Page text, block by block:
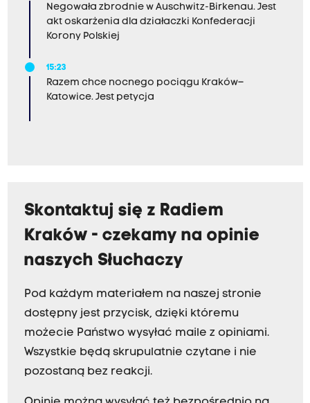
Negowała zbrodnie w Auschwitz-Birkenau. Jest
akt oskarżenia dla działaczki Konfederacji
Korony Polskiej
15:23
Razem chce nocnego pociągu Kraków–
Katowice. Jest petycja
Skontaktuj się z Radiem
Kraków - czekamy na opinie
naszych Słuchaczy
Pod każdym materiałem na naszej stronie
dostępny jest przycisk, dzięki któremu
możecie Państwo wysyłać maile z opiniami.
Wszystkie będą skrupulatnie czytane i nie
pozostaną bez reakcji.